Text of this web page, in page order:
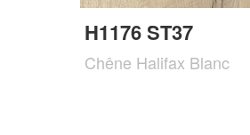
H1176 ST37
Chêne Halifax Blanc